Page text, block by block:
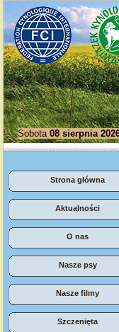
Sobota 08 sierpnia
Strona główna
Aktualności
O nas
Nasze psy
Nasze filmy
Szczenięta